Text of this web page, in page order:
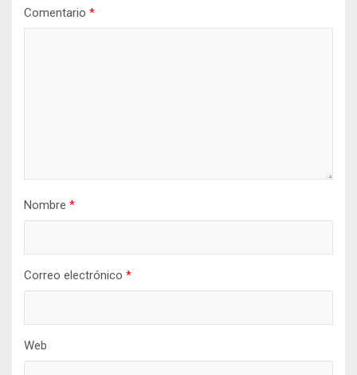
Comentario *
Nombre *
Correo electrónico *
Web